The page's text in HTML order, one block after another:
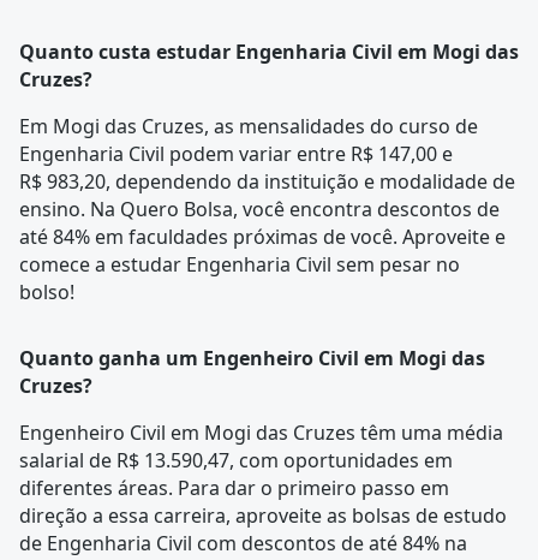
Quanto custa estudar Engenharia Civil em Mogi das
Cruzes?
Em Mogi das Cruzes, as mensalidades do curso de
Engenharia Civil podem variar entre R$ 147,00 e
R$ 983,20, dependendo da instituição e modalidade de
ensino. Na Quero Bolsa, você encontra descontos de
até 84% em faculdades próximas de você. Aproveite e
comece a estudar Engenharia Civil sem pesar no
bolso!
Quanto ganha um Engenheiro Civil em Mogi das
Cruzes?
Engenheiro Civil em Mogi das Cruzes têm uma média
salarial de R$ 13.590,47, com oportunidades em
diferentes áreas. Para dar o primeiro passo em
direção a essa carreira, aproveite as bolsas de estudo
de Engenharia Civil com descontos de até 84% na